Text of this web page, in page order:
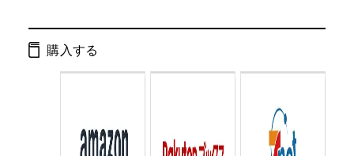
ISBN： 9784344405844
判型：
購入する